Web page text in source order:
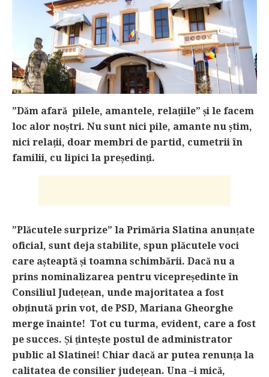
”Dăm afară pilele, amantele, relațiile” și le facem
loc alor noștri. Nu sunt nici pile, amante nu știm,
nici relații, doar membri de partid, cumetrii în
familii, cu lipici la președinți.
”Plăcutele surprize” la Primăria Slatina anunțate
oficial, sunt deja stabilite, spun plăcutele voci
care așteaptă și toamna schimbării. Dacă nu a
prins nominalizarea pentru vicepreședinte în
Consiliul Județean, unde majoritatea a fost
obținută prin vot, de PSD, Mariana Gheorghe
merge înainte! Tot cu turma, evident, care a fost
pe succes. Și țintește postul de administrator
public al Slatinei! Chiar dacă ar putea renunța la
calitatea de consilier județean. Una –i mică,